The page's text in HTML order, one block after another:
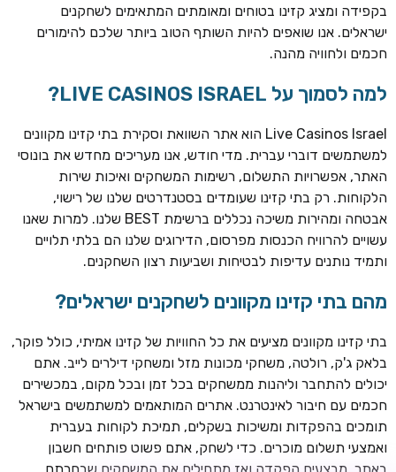
חבילת קבלת פנים: בונוס 100% עד 300€ + 100 ספיני בונוס על
ההפקדה הראשונה
CASOO
בונוס מתגלגל עד 2,000 ₪ + 200 ספינים חינם לשחקנים
חדשים
ROYSPINS
חינם על ההפקדות הראשונות
בקפידה ומציג קזינו בטוחים ומאומתים המתאימים לשחקנים
ישראלים. אנו שואפים להיות השותף הטוב ביותר שלכם להימורים
חכמים ולחוויה מהנה.
למה לסמוך על LIVE CASINOS ISRAEL?
Live Casinos Israel הוא אתר השוואת וסקירת בתי קזינו מקוונים
למשתמשים דוברי עברית. מדי חודש, אנו מעריכים מחדש את בונוסי
האתר, אפשרויות התשלום, רשימות המשחקים ואיכות שירות
הלקוחות. רק בתי קזינו שעומדים בסטנדרטים שלנו של רישוי,
אבטחה ומהירות משיכה נכללים ברשימת BEST שלנו. למרות שאנו
עשויים להרוויח הכנסות מפרסום, הדירוגים שלנו הם בלתי תלויים
ותמיד נותנים עדיפות לבטיחות ושביעות רצון השחקנים.
מהם בתי קזינו מקוונים לשחקנים ישראלים?
בתי קזינו מקוונים מציעים את כל החוויות של קזינו אמיתי, כולל פוקר,
בלאק ג'ק, רולטה, משחקי מכונות מזל ומשחקי דילרים לייב. אתם
יכולים להתחבר וליהנות ממשחקים בכל זמן ובכל מקום, במכשירים
חכמים עם חיבור לאינטרנט. אתרים המותאמים למשתמשים בישראל
תומכים בהפקדות ומשיכות בשקלים, תמיכת לקוחות בעברית
ואמצעי תשלום מוכרים. כדי לשחק, אתם פשוט פותחים חשבון